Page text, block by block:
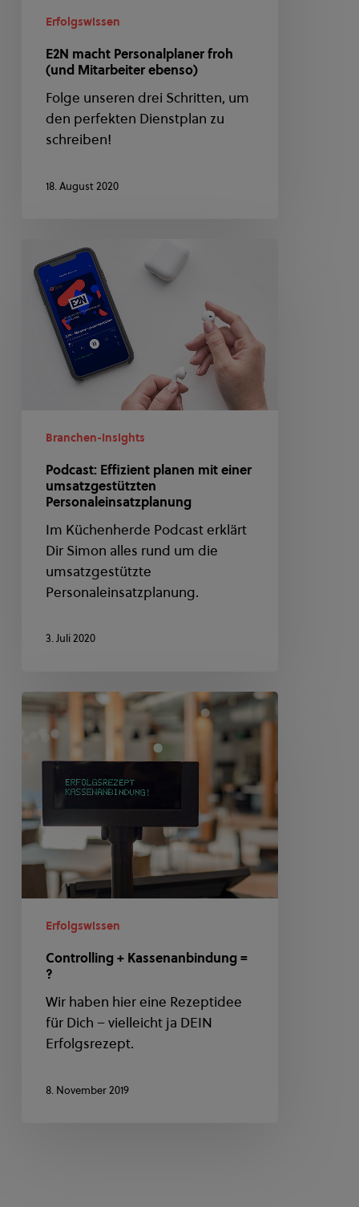
Erfolgswissen
E2N macht Personalplaner froh
(und Mitarbeiter ebenso)
Folge unseren drei Schritten, um
den perfekten Dienstplan zu
schreiben!
18. August 2020
Podcast:
Effizient
planen
einer
umsatzgestützten
Personaleinsatzplanung
Branchen-Insights
Podcast: Effizient planen mit einer
umsatzgestützten
Personaleinsatzplanung
Im Küchenherde Podcast erklärt
Dir Simon alles rund um die
umsatzgestützte
Personaleinsatzplanung.
3. Juli 2020
Controlling
Kassenanbindung
Erfolgswissen
Controlling + Kassenanbindung =
?
Wir haben hier eine Rezeptidee
für Dich – vielleicht ja DEIN
Erfolgsrezept.
8. November 2019